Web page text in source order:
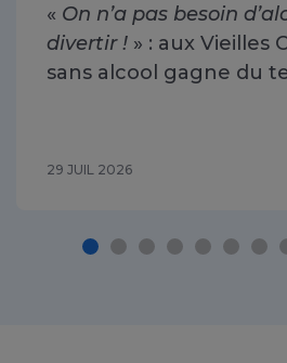
« On n’a pas besoin
divertir ! » : aux Vieilles
sans alcool gagne du
29 JUIL 2026